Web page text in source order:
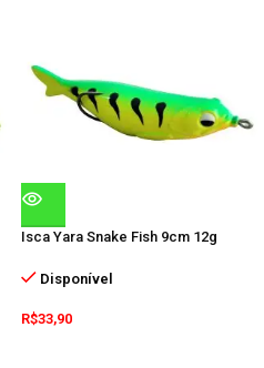
Isca Yara Snake Fish 9cm 12g
Disponível
R$33,90